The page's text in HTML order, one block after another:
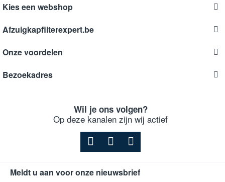
Kies een webshop
Afzuigkapfilterexpert.be
Onze voordelen
Bezoekadres
Wil je ons volgen?
Op deze kanalen zijn wij actief
Meldt u aan voor onze nieuwsbrief